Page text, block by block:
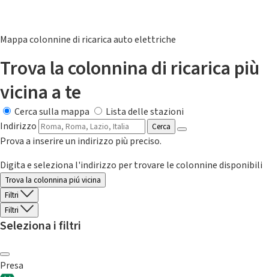
Mappa colonnine di ricarica auto elettriche
Trova la colonnina di ricarica più
vicina a te
Cerca sulla mappa
Lista delle stazioni
Indirizzo
Cerca
Prova a inserire un indirizzo più preciso.
Digita e seleziona l'indirizzo per trovare le colonnine disponibili
Trova la colonnina piú vicina
Filtri
Filtri
Seleziona i filtri
Presa